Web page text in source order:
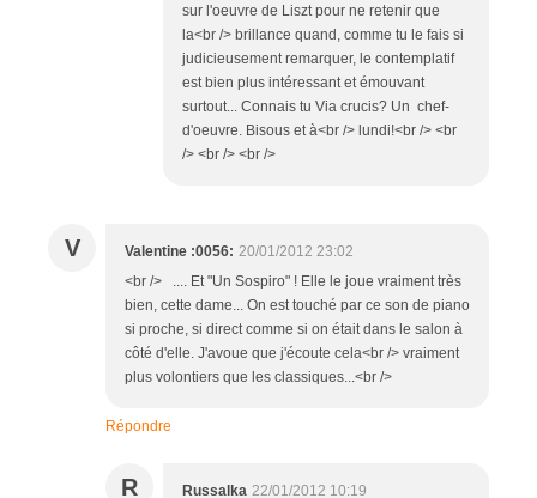
sur l'oeuvre de Liszt pour ne retenir que
la<br /> brillance quand, comme tu le fais si
judicieusement remarquer, le contemplatif
est bien plus intéressant et émouvant
surtout... Connais tu Via crucis? Un chef-
d'oeuvre. Bisous et à<br /> lundi!<br /> <br
/> <br /> <br />
V Valentine :0056: 20/01/2012 23:02
<br /> .... Et "Un Sospiro" ! Elle le joue vraiment très
bien, cette dame... On est touché par ce son de piano
si proche, si direct comme si on était dans le salon à
côté d'elle. J'avoue que j'écoute cela<br /> vraiment
plus volontiers que les classiques...<br />
Répondre
R Russalka 22/01/2012 10:19